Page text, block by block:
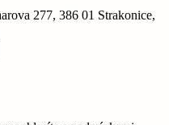
277, 386 01 Strakonice,